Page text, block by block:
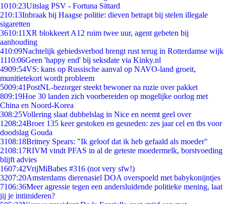
1010:23Uitslag PSV - Fortuna Sittard
210:13Inbraak bij Haagse politie: dieven betrapt bij stelen illegale
sigaretten
3610:11 XR blokkeert A12 ruim twee uur, agent gebeten bij
aanhouding
410:09Nachtelijk gebiedsverbod brengt rust terug in Rotterdamse wijk
1110:06Geen 'happy end' bij seksdate via Kinky.nl
4909:54VS: kans op Russische aanval op NAVO-land groeit,
munitietekort wordt probleem
5009:41PostNL-bezorger steekt bewoner na ruzie over pakket
809:19Hoe 30 landen zich voorbereiden op mogelijke oorlog met
China en Noord-Korea
308:25Vollering slaat dubbelslag in Nice en neemt geel over
1208:24Broer 135 keer gestoken en gesneden: zes jaar cel en tbs voor
doodslag Gouda
3108:18Britney Spears: "Ik geloof dat ik heb gefaald als moeder"
2108:17RIVM vindt PFAS in al de geteste moedermelk, borstvoeding
blijft advies
1607:42VrijMiBabes #316 (not very sfw!)
3207:20Amsterdams dierenasiel DOA overspoeld met babykonijntjes
7106:36Meer agressie tegen een andersluidende politieke mening, laat
jij je intimideren?